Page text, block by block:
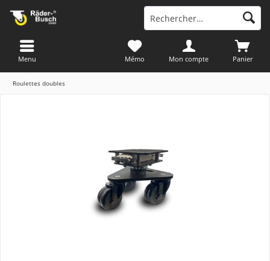
Panier
Mémo Mon compte
Menu
Roulettes doubles